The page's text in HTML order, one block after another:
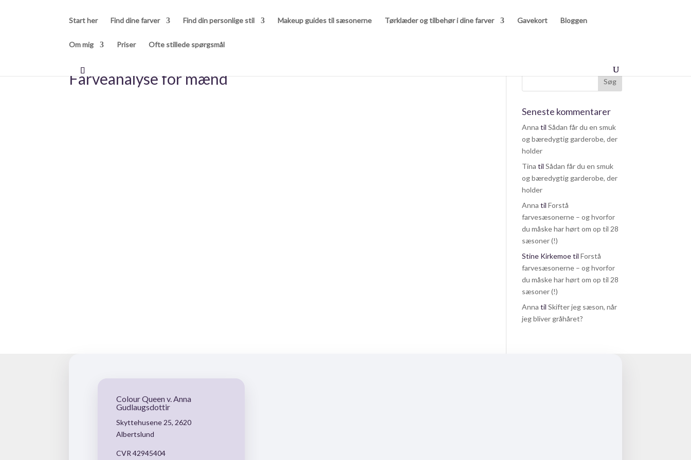
Start her Find dine farver Find din personlige stil Makeup guides til sæsonerne Tørklæder og tilbehør i dine farver Gavekort Bloggen
Om mig Priser Ofte stillede spørgsmål
Farveanalyse for mænd
Seneste kommentarer
Anna tilSådan får du en smuk
og bæredygtig garderobe, der
holder
Tina tilSådan får du en smuk
og bæredygtig garderobe, der
holder
Anna tilForstå
farvesæsonerne – og hvorfor
du måske har hørt om op til 28
sæsoner (!)
Stine KirkemoetilForstå
farvesæsonerne – og hvorfor
du måske har hørt om op til 28
sæsoner (!)
Anna tilSkifter jeg sæson, når
jeg bliver gråhåret?
Colour Queen v. Anna
Gudlaugsdottir
Skyttehusene 25, 2620
Albertslund
CVR 42945404